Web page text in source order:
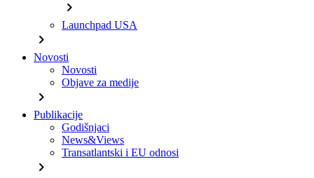
chevron_right
Launchpad USA
chevron_right
Novosti
Novosti
Objave za medije
chevron_right
Publikacije
Godišnjaci
News&Views
Transatlantski i EU odnosi
chevron_right